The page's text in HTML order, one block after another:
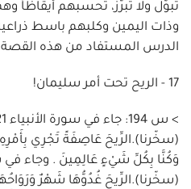
تبوّل ولا تبرّز، تحسبهم أيقاظاً
وذات اليمين وكلبهم باسط
الدرس المستفاد من هذه القصة
17 - الريح تحت أمر سليمان!
(سخّرنا).الرِّيحَ عَاصِفَةً تَجْرِي بِأَمْرِهِ
(سخّرنا).الرِّيحَ غُدُوُّهَا شَهْرٌ